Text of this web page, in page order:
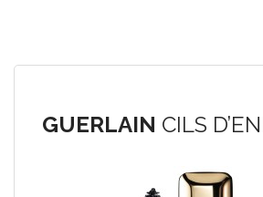
GUERLAIN CILS